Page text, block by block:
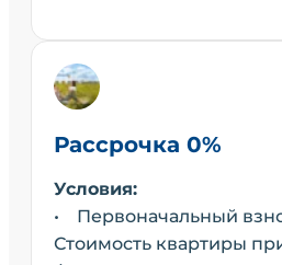
Рассрочка 0%
Условия:
• Первоначальный
Стоимость квартиры